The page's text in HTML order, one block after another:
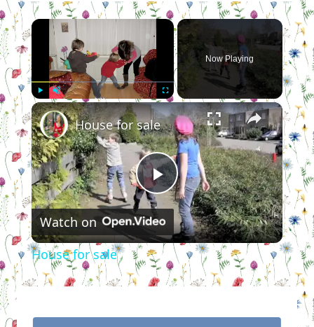
×
Play Unmute
Now Playing
×
Play
Video
House for sale
Watch on
House for sale